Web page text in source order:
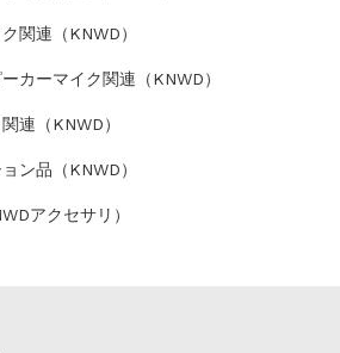
関連（KNWD）
カーマイク関連（KNWD）
連（KNWD）
ン品（KNWD）
アクセサリ）